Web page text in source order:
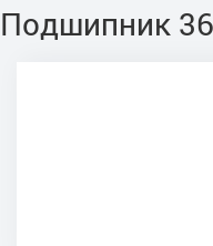
Подшипник